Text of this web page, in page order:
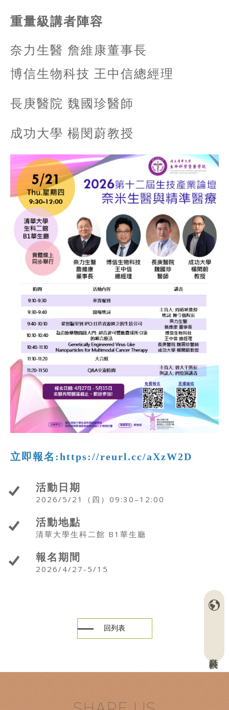
重量級講者陣容
奈力生醫 詹維康董事長
博信生物科技 王中信總經理
長庚醫院 魏國珍醫師
成功大學 楊閔蔚教授
立即報名:https://reurl.cc/aXzW2D
活動日期
2026/5/21（四）09:30–12:00
活動地點
清華大學生科二館 B1華生廳
報名期間
2026/4/27-5/15
回列表